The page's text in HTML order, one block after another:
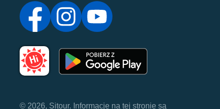
© 2026, Sitour. Informacje na tej stronie są